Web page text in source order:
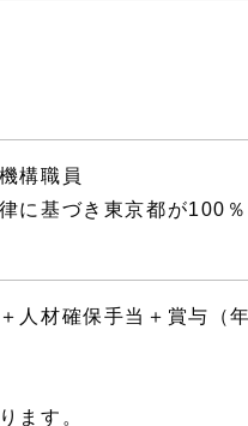
構職員
に基づき東京都が100
人材確保手当＋賞与（
ます。